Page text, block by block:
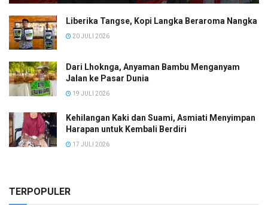
Liberika Tangse, Kopi Langka Beraroma Nangka
20 JULI 2026
Dari Lhoknga, Anyaman Bambu Menganyam
Jalan ke Pasar Dunia
19 JULI 2026
Kehilangan Kaki dan Suami, Asmiati Menyimpan
Harapan untuk Kembali Berdiri
17 JULI 2026
TERPOPULER